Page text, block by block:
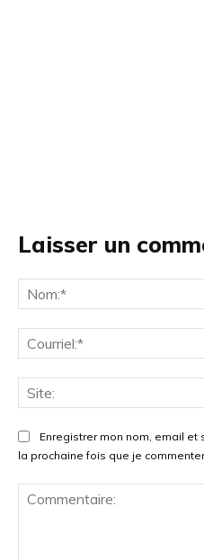
Laisser un
Enregistrer mon nom, email
la prochaine fois que je